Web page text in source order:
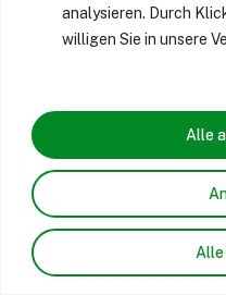
analysieren. Durch
willigen Sie in unsere
Alle
Alle